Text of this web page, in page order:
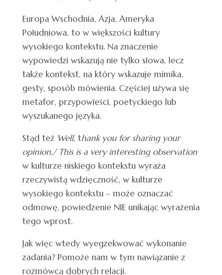
Europa Wschodnia, Azja, Ameryka
Południowa, to w większości kultury
wysokiego kontekstu. Na znaczenie
wypowiedzi wskazują nie tylko słowa, lecz
także kontekst, na który wskazuje mimika,
gesty, sposób mówienia. Częściej używa się
metafor, przypowieści, poetyckiego lub
wyszukanego języka.
Stąd też Well, thank you for sharing your
opinion./ This is a very interesting observation
w kulturze niskiego kontekstu wyraża
rzeczywistą wdzięczność, w kulturze
wysokiego kontekstu – może oznaczać
odmowę, powiedzenie NIE unikając wyrażenia
tego wprost.
Jak więc wtedy wyegzekwować wykonanie
zadania? Pomoże nam w tym nawiązanie z
rozmówcą dobrych relacji.